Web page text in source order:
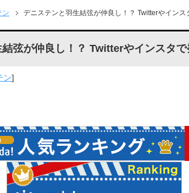
ン デニステンと羽生結弦が仲良し！？ Twitterやインス
弦が仲良し！？ Twitterやインスタで
ン]